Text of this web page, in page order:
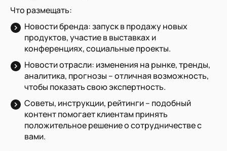
Что размещать:
Новости бренда: запуск в продажу новых
продуктов, участие в выставках и
конференциях, социальные проекты.
Новости отрасли: изменения на рынке, тренды,
аналитика, прогнозы – отличная возможность,
чтобы показать свою экспертность.
Советы, инструкции, рейтинги – подобный
контент помогает клиентам принять
положительное решение о сотрудничестве с
вами.